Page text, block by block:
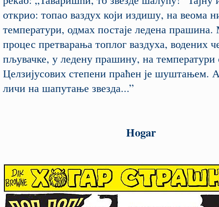
открио: топао ваздух који издишу, на веома
температури, одмах постаје ледена
процес претварања топлог ваздуха, водених
пљувачке, у ледену прашину, на
Целзијусових степени праћен је шуштањем.
личи на шапутање звезда...”
Hogar